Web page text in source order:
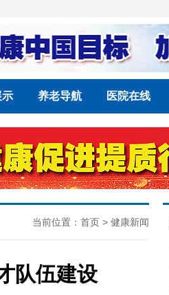
示 养老导航 医院在线
当前位置： 首页 > 健康新闻
队伍建设